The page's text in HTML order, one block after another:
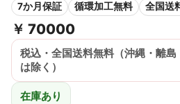
7か月保証 循環加工無料 全国送
￥ 70000
税込・全国送料無料（沖縄・離
は除く）
在庫あり